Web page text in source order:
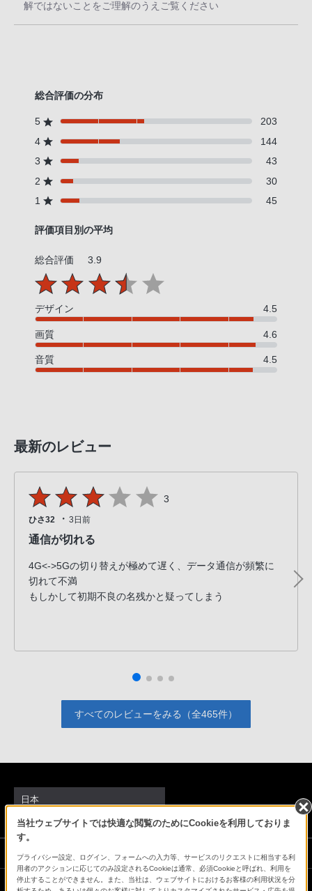
解ではないことをご理解のうえご覧ください
総合評価の分布
5
203
4
144
3
43
2
30
1
45
評価項目別の平均
総合評価 3.9
デザイン 4.5
画質 4.6
音質 4.5
最新のレビュー
3
ひさ32 ・ 3日前
通信が切れる
4G<->5Gの切り替えが極めて遅く、データ通信が頻繁に
切れて不満
もしかして初期不良の名残かと疑ってしまう
すべてのレビューをみる（全465件）
当社ウェブサイトでは快適な閲覧のためにCookieを利用しておりま
す。
プライバシー設定、ログイン、フォームへの入力等、サービスのリクエストに相当する利
用者のアクションに応じてのみ設定されるCookieは通常、必須Cookieと呼ばれ、利用を
停止することができません。また、当社は、ウェブサイトにおけるお客様の利用状況を分
日本
ソニーストアでのお買い物にあたって